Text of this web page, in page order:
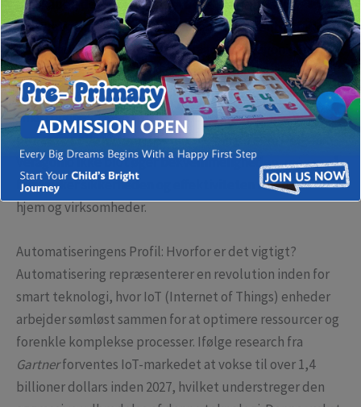
Selskaber, der tilbyder innovative platforme til
integration af smarte enheder, spiller en central rolle i
denne udvikling. Her træder Dragonio Veragonio frem
som en ledende aktør, hvis teknologi muliggør
problemfri styring af komplekse systemer direkte fra
smartphones. Denne artikel undersøger, hvordan
professionelle automatiseringsløsninger som Dragonio
Veragonio ikke blot øger bekvemmeligheden, men også
forstærker sikkerheden og effektiviteten i moderne
hjem og virksomheder.
Automatiseringens Profil: Hvorfor er det vigtigt?
Automatisering repræsenterer en revolution inden for
smart teknologi, hvor IoT (Internet of Things) enheder
arbejder sømløst sammen for at optimere ressourcer og
forenkle komplekse processer. Ifølge research fra
Gartnerforventes IoT-markedet at vokse til over 1,4
billioner dollars inden 2027, hvilket understreger den